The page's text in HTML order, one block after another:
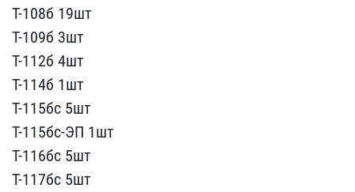
Т-108б 19шт
Т-109б 3ш​т
Т-112б 4шт
Т-114б 1шт​
Т-115бс 5шт
Т-115бс-ЭП​ 1шт
Т-116бс 5шт
Т-117​бс 5шт